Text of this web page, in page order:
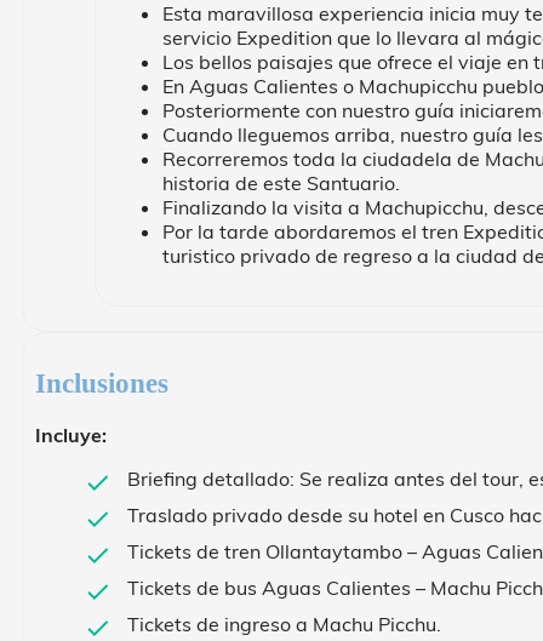
Esta maravillosa experiencia inicia muy
servicio Expedition que lo llevara al
Los bellos paisajes que ofrece el viaje
En Aguas Calientes o Machupicchu
Posteriormente con nuestro guía
Cuando lleguemos arriba, nuestro guía
Recorreremos toda la ciudadela de
historia de este Santuario.
Finalizando la visita a Machupicchu,
Por la tarde abordaremos el tren
turistico privado de regreso a la ciudad
Inclusiones
Incluye:
Briefing detallado: Se realiza antes del tour,
Traslado privado desde su hotel en Cusco
Tickets de tren Ollantaytambo – Aguas
Tickets de bus Aguas Calientes – Machu
Tickets de ingreso a Machu Picchu.